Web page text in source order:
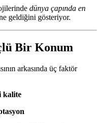
dünya çapında en
geldiğini gösteriyor.
Bir Konum
arkasında üç faktör
kalite